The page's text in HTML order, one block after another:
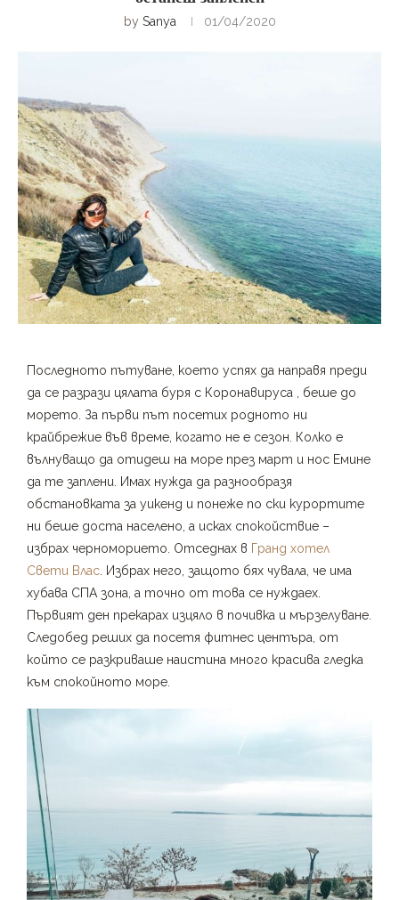
by Sanya 01/04/2020
Последното пътуване, което успях да направя преди
да се разрази цялата буря с Коронавируса , беше до
морето. За първи път посетих родното ни
крайбрежие във време, когато не е сезон. Колко е
вълнуващо да отидеш на море през март и нос Емине
да те заплени. Имах нужда да разнообразя
обстановката за уикенд и понеже по ски курортите
ни беше доста населено, а исках спокойствие –
избрах черноморието. Отседнах в Гранд хотел
Свети Влас . Избрах него, защото бях чувала, че има
хубава СПА зона, а точно от това се нуждаех.
Първият ден прекарах изцяло в почивка и мързелуване.
Следобед реших да посетя фитнес центъра, от
който се разкриваше наистина много красива гледка
към спокойното море.